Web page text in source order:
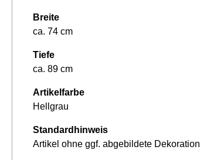
Breite
ca. 74 cm
Tiefe
ca. 89 cm
Artikelfarbe
Hellgrau
Standardhinweis
Artikel ohne ggf. abgebildete Dekoration